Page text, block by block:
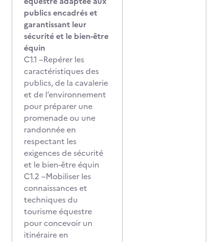
publics encadrés et
garantissant leur
sécurité et le bien-être
équin
C1.1 –Repérer les
caractéristiques des
publics, de la cavalerie
et de l’environnement
pour préparer une
promenade ou une
randonnée en
respectant les
exigences de sécurité
et le bien-être équin
C1.2 –Mobiliser les
connaissances et
techniques du
tourisme équestre
pour concevoir un
itinéraire en